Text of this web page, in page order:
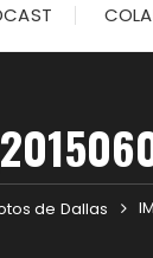
de Dallas